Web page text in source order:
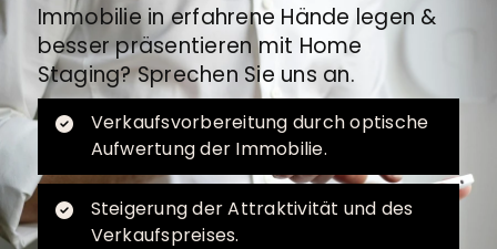
Immobilie in erfahrene Hände legen &
besser präsentieren mit Home
Staging? Sprechen Sie uns an.
Verkaufsvorbereitung durch optische
Aufwertung der Immobilie.
Steigerung der Attraktivität und des
Verkaufspreises.